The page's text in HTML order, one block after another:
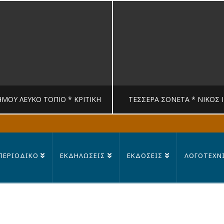
ΛΕΥΚΟ ΤΟΠΙΟ * ΚΡΙΤΙΚΉ
MANDRAGORAS
ΤΈΣΣΕΡΑ ΣΟΝΈΤΑ * ΝΊΚΟΣ
ΕΚΔΗΛΩΣΕΙΣ ΕΚΔΟΣΕΙΣ